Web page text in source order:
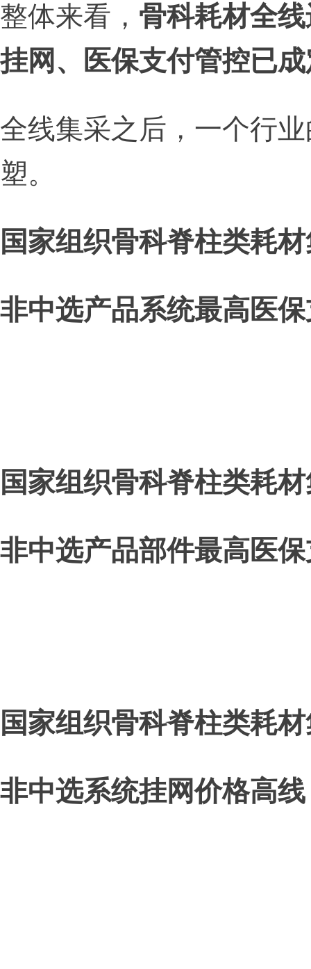
整体来看， 骨科耗材全
挂网、医保支付管控已
全线集采之后，一个行
塑。
国家组织骨科脊柱类耗
非中选产品系统最高医
国家组织骨科脊柱类耗
非中选产品部件最高医
国家组织骨科脊柱类耗
非中选系统挂网价格高线